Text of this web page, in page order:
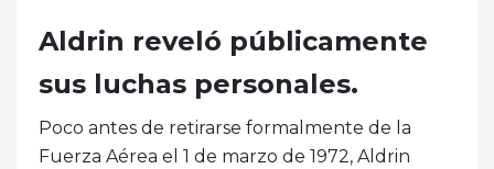
Aldrin reveló públicamente
sus luchas personales.
Poco antes de retirarse formalmente de la
Fuerza Aérea el 1 de marzo de 1972, Aldrin